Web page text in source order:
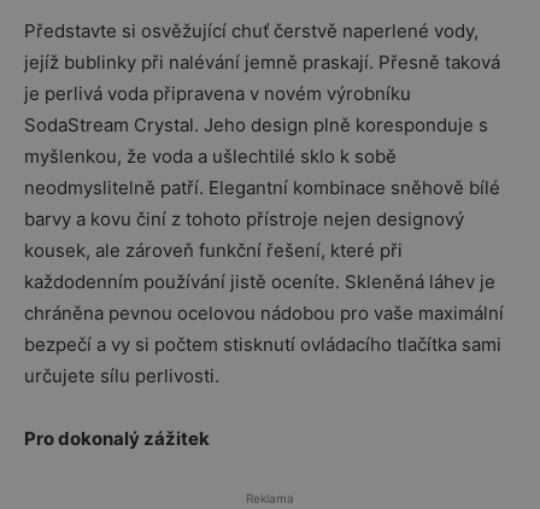
Představte si osvěžující chuť čerstvě naperlené vody,
jejíž bublinky při nalévání jemně praskají. Přesně taková
je perlivá voda připravena v novém výrobníku
SodaStream Crystal. Jeho design plně koresponduje s
myšlenkou, že voda a ušlechtilé sklo k sobě
neodmyslitelně patří. Elegantní kombinace sněhově bílé
barvy a kovu činí z tohoto přístroje nejen designový
kousek, ale zároveň funkční řešení, které při
každodenním používání jistě oceníte. Skleněná láhev je
chráněna pevnou ocelovou nádobou pro vaše maximální
bezpečí a vy si počtem stisknutí ovládacího tlačítka sami
určujete sílu perlivosti.
Pro dokonalý zážitek
Reklama